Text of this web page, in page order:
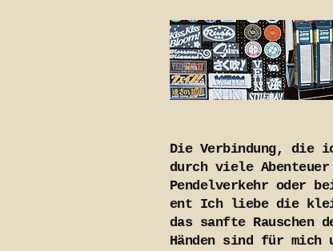
Die Verbindung, die
durch viele
Pendelverkehr oder
ent Ich liebe die
das sanfte Rauschen
Händen sind für